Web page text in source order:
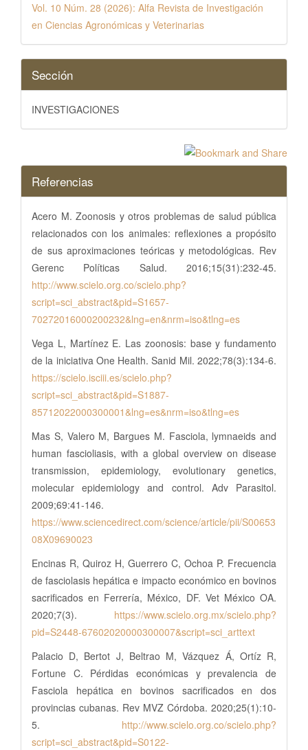
Vol. 10 Núm. 28 (2026): Alfa Revista de Investigación
en Ciencias Agronómicas y Veterinarias
Sección
INVESTIGACIONES
Referencias
Acero M. Zoonosis y otros problemas de salud pública
relacionados con los animales: reflexiones a propósito
de sus aproximaciones teóricas y metodológicas. Rev
Gerenc Políticas Salud. 2016;15(31):232-45.
http://www.scielo.org.co/scielo.php?
script=sci_abstract&pid=S1657-
70272016000200232&lng=en&nrm=iso&tlng=es
Vega L, Martínez E. Las zoonosis: base y fundamento
de la iniciativa One Health. Sanid Mil. 2022;78(3):134-6.
https://scielo.isciii.es/scielo.php?
script=sci_abstract&pid=S1887-
85712022000300001&lng=es&nrm=iso&tlng=es
Mas S, Valero M, Bargues M. Fasciola, lymnaeids and
human fascioliasis, with a global overview on disease
transmission, epidemiology, evolutionary genetics,
molecular epidemiology and control. Adv Parasitol.
2009;69:41-146.
https://www.sciencedirect.com/science/article/pii/S00653
08X09690023
Encinas R, Quiroz H, Guerrero C, Ochoa P. Frecuencia
de fasciolasis hepática e impacto económico en bovinos
sacrificados en Ferrería, México, DF. Vet México OA.
2020;7(3). https://www.scielo.org.mx/scielo.php?
pid=S2448-67602020000300007&script=sci_arttext
Palacio D, Bertot J, Beltrao M, Vázquez Á, Ortíz R,
Fortune C. Pérdidas económicas y prevalencia de
Fasciola hepática en bovinos sacrificados en dos
provincias cubanas. Rev MVZ Córdoba. 2020;25(1):10-
5. http://www.scielo.org.co/scielo.php?
script=sci_abstract&pid=S0122-